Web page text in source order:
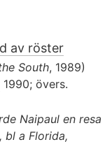
av röster
South, 1989)
1990; övers.
Naipaul en resa
bl a Florida,